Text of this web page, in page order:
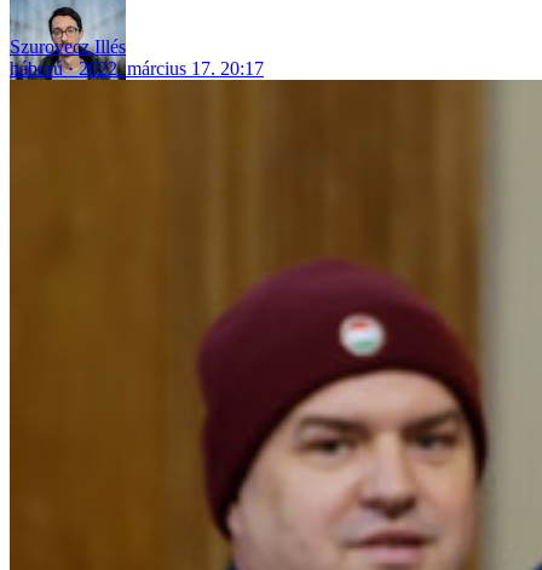
Szurovecz Illés
háború
2022. március 17. 20:17